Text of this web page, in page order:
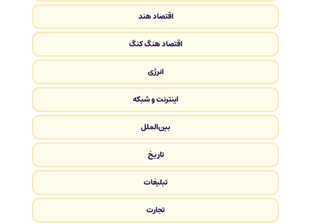
اقتصاد هند
اقتصاد هنگ کنگ
انرژی
اینترنت و شبکه
بین‌الملل
تاریخ
تبلیغات
تجارت